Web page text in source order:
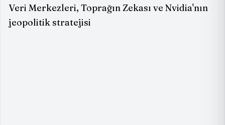
Veri Merkezleri, Toprağın Zekası ve Nvidia'nın
jeopolitik stratejisi